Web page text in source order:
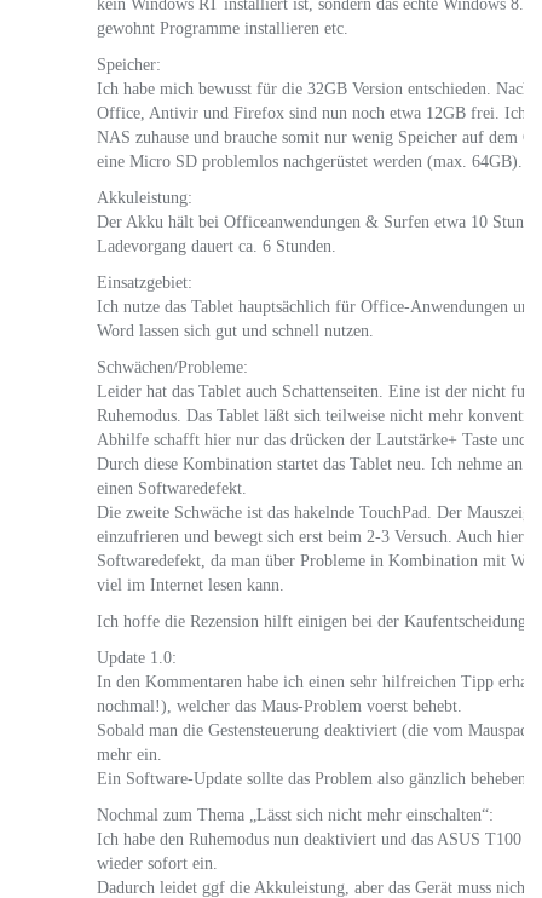
kein Windows RT installiert ist, sondern das echte Windows
gewohnt Programme installieren etc.
Speicher:
Ich habe mich bewusst für die 32GB Version entschieden. Nach
Office, Antivir und Firefox sind nun noch etwa 12GB frei. Ich
NAS zuhause und brauche somit nur wenig Speicher auf dem
eine Micro SD problemlos nachgerüstet werden (max. 64GB).
Akkuleistung:
Der Akku hält bei Officeanwendungen & Surfen etwa 10
Ladevorgang dauert ca. 6 Stunden.
Einsatzgebiet:
Ich nutze das Tablet hauptsächlich für Office-Anwendungen
Word lassen sich gut und schnell nutzen.
Schwächen/Probleme:
Leider hat das Tablet auch Schattenseiten. Eine ist der nicht
Ruhemodus. Das Tablet läßt sich teilweise nicht mehr
Abhilfe schafft hier nur das drücken der Lautstärke+ Taste und
Durch diese Kombination startet das Tablet neu. Ich nehme an
einen Softwaredefekt.
Die zweite Schwäche ist das hakelnde TouchPad. Der
einzufrieren und bewegt sich erst beim 2-3 Versuch. Auch hier
Softwaredefekt, da man über Probleme in Kombination mit
viel im Internet lesen kann.
Ich hoffe die Rezension hilft einigen bei der Kaufentscheidung.
Update 1.0:
In den Kommentaren habe ich einen sehr hilfreichen Tipp
nochmal!), welcher das Maus-Problem voerst behebt.
Sobald man die Gestensteuerung deaktiviert (die vom
mehr ein.
Ein Software-Update sollte das Problem also gänzlich beheben.
Nochmal zum Thema „Lässt sich nicht mehr einschalten“:
Ich habe den Ruhemodus nun deaktiviert und das ASUS T100
wieder sofort ein.
Dadurch leidet ggf die Akkuleistung, aber das Gerät muss nicht